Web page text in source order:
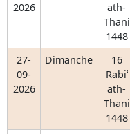
2026
ath-
Thani
1448
27-
09-
2026
Dimanche
16
Rabiʿ
ath-
Thani
1448